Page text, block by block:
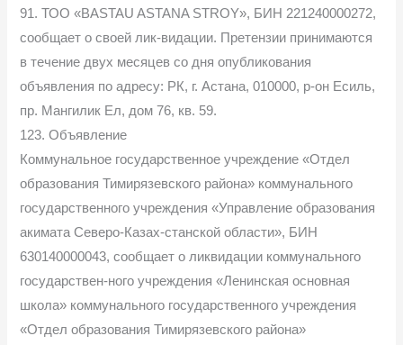
91. ТОО «BASTAU ASTANA STROY», БИН 221240000272,
сообщает о своей лик-видации. Претензии принимаются
в течение двух месяцев со дня опубликования
объявления по адресу: РК, г. Астана, 010000, р-он Есиль,
пр. Мангилик Ел, дом 76, кв. 59.
123. Объявление
Коммунальное государственное учреждение «Отдел
образования Тимирязевского района» коммунального
государственного учреждения «Управление образования
акимата Северо-Казах-станской области», БИН
630140000043, сообщает о ликвидации коммунального
государствен-ного учреждения «Ленинская основная
школа» коммунального государственного учреждения
«Отдел образования Тимирязевского района»